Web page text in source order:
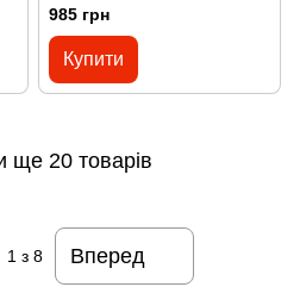
985 грн
Купити
ще 20 товарів
1з 8 Вперед